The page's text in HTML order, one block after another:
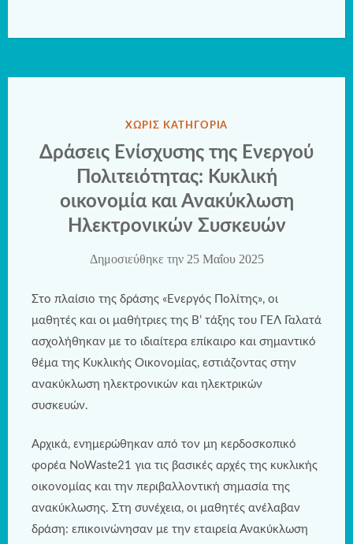
ΔΗΜΟΣΙΕΎΘΗΚΕ
ΣΤΗΝ
ΧΩΡΊΣ ΚΑΤΗΓΟΡΊΑ
Δράσεις Ενίσχυσης της Ενεργού
Πολιτειότητας: Κυκλική
οικονομία και Ανακύκλωση
Ηλεκτρονικών Συσκευών
Δημοσιεύθηκε την 25 Μαΐου 2025
Στο πλαίσιο της δράσης «Ενεργός Πολίτης», οι
μαθητές και οι μαθήτριες της Β’ τάξης του ΓΕΛ Γαλατά
ασχολήθηκαν με το ιδιαίτερα επίκαιρο και σημαντικό
θέμα της Κυκλικής Οικονομίας, εστιάζοντας στην
ανακύκλωση ηλεκτρονικών και ηλεκτρικών
συσκευών.
Αρχικά, ενημερώθηκαν από τον μη κερδοσκοπικό
φορέα NoWaste21 για τις βασικές αρχές της κυκλικής
οικονομίας και την περιβαλλοντική σημασία της
ανακύκλωσης. Στη συνέχεια, οι μαθητές ανέλαβαν
δράση: επικοινώνησαν με την εταιρεία Ανακύκλωση